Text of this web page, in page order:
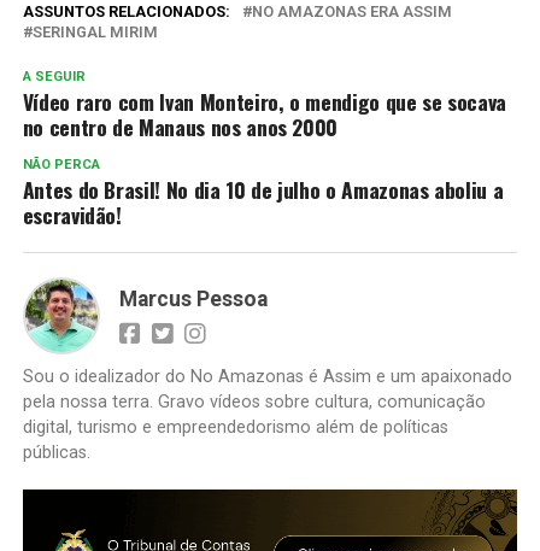
ASSUNTOS RELACIONADOS:
NO AMAZONAS ERA ASSIM
SERINGAL MIRIM
A SEGUIR
Vídeo raro com Ivan Monteiro, o mendigo que se socava
no centro de Manaus nos anos 2000
NÃO PERCA
Antes do Brasil! No dia 10 de julho o Amazonas aboliu a
escravidão!
Marcus Pessoa
Sou o idealizador do No Amazonas é Assim e um apaixonado
pela nossa terra. Gravo vídeos sobre cultura, comunicação
digital, turismo e empreendedorismo além de políticas
públicas.